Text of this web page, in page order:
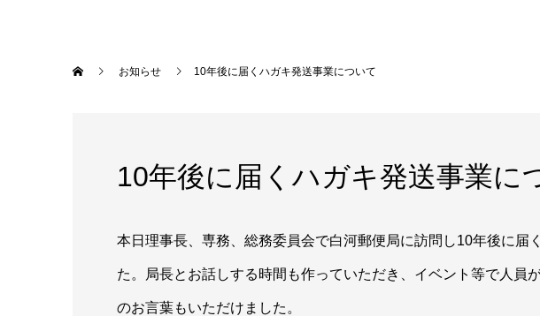
お知らせ 10年後に届くハガキ発送事業について
10年後に届くハガキ発送事業に
本日理事長、専務、総務委員会で白河郵便局に訪問し10年後に届
た。局長とお話しする時間も作っていただき、イベント等で人員
のお言葉もいただけました。